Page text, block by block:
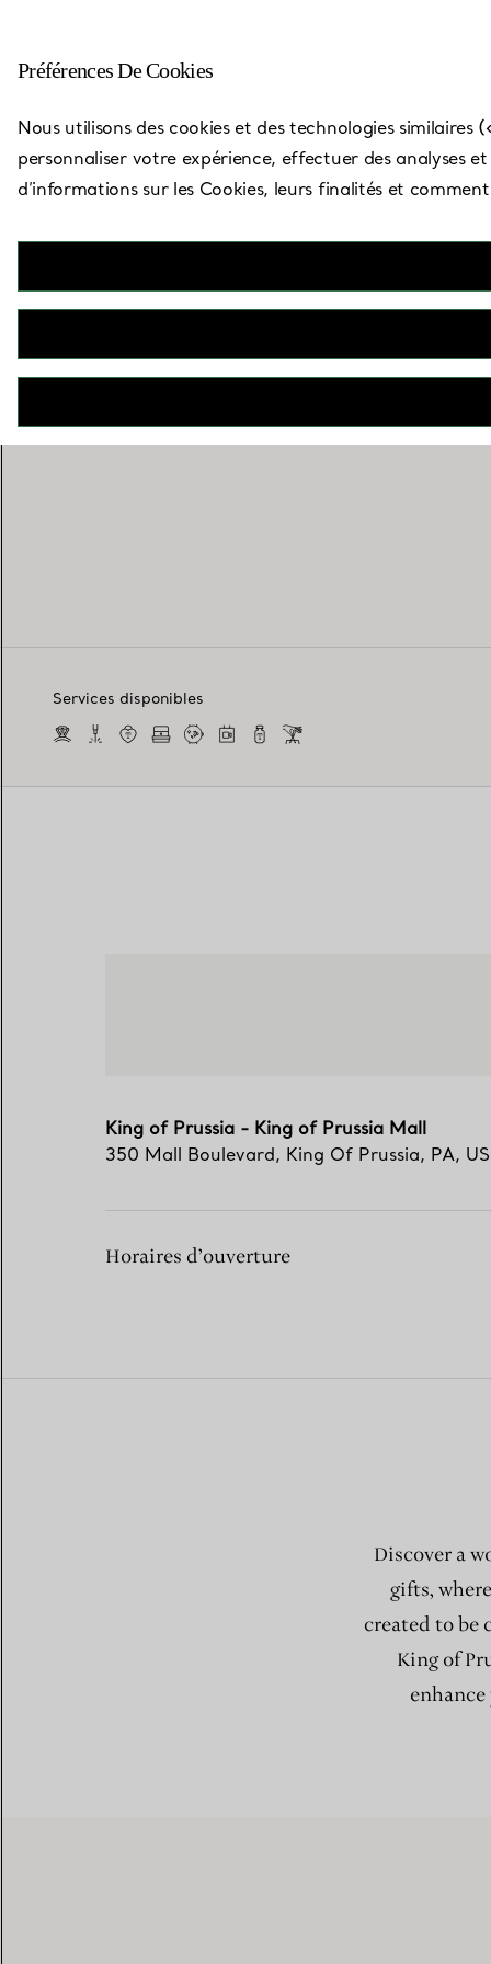
Carte des boutiques
Services disponibles
King of Prussia - King of Prussia Mall
350 Mall Boulevard, King Of Prussia, PA, US
Horaires d’ouverture
Discover a
gifts,
created to be
King of
Préférences De Cookies
Nous utilisons des cookies et des technologies
personnaliser votre expérience, effectuer des analyses
d’informations sur les Cookies, leurs finalités et